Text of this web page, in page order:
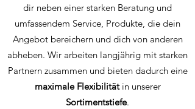
dir neben einer starken Beratung und
umfassendem Service, Produkte, die dein
Angebot bereichern und dich von anderen
abheben. Wir arbeiten langjährig mit starken
Partnern zusammen und bieten dadurch eine
maximale Flexibilitätin unserer
Sortimentstiefe.